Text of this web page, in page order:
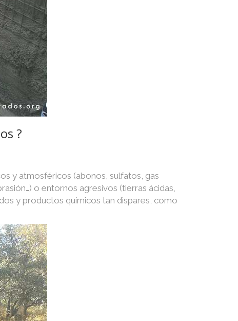
?
y atmosféricos (abonos, sulfatos, gas
o entornos agresivos (tierras ácidas,
y productos químicos tan dispares, como